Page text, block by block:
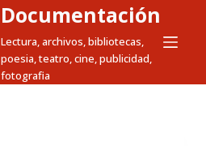
Documentación
Lectura, archivos, bibliotecas,
poesia, teatro, cine, publicidad,
fotografia